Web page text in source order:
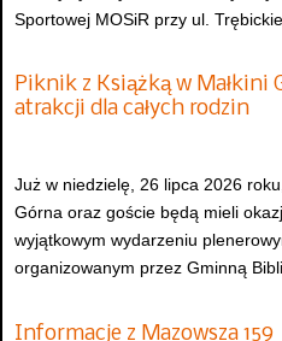
Sportowej MOSiR przy ul.
Piknik z Książką w Małkini
atrakcji dla całych rodzin
Już w niedzielę, 26 lipca 2026
Górna oraz goście będą mieli
wyjątkowym wydarzeniu
organizowanym przez Gminną
Informacje z Mazowsza 159